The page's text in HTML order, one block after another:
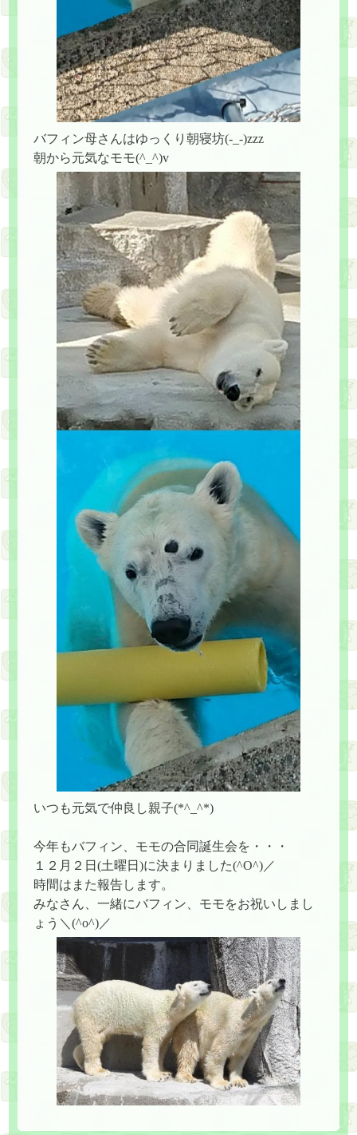
バフィン母さんはゆっくり朝寝坊(-_-)zzz
朝から元気なモモ(^_^)v
いつも元気で仲良し親子(*^_^*)
今年もバフィン、モモの合同誕生会を・・・
１２月２日(土曜日)に決まりました(^O^)／
時間はまた報告します。
みなさん、一緒にバフィン、モモをお祝いしまし
ょう＼(^o^)／